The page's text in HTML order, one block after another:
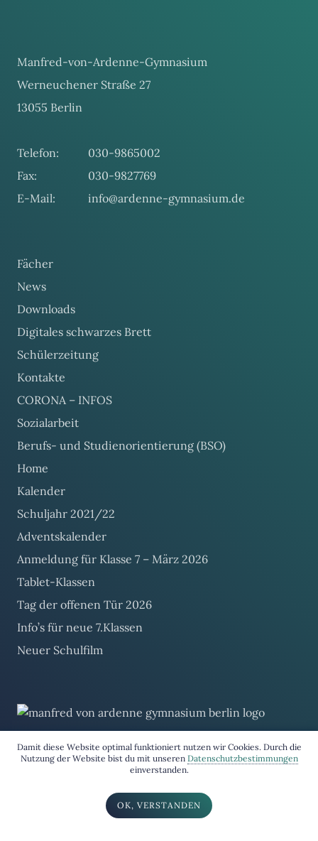
Manfred-von-Ardenne-Gymnasium
Werneuchener Straße 27
13055 Berlin
Telefon:
030-9865002
Fax:
030-9827769
E-Mail:
info@ardenne-gymnasium.de
Fächer
News
Downloads
Digitales schwarzes Brett
Schülerzeitung
Kontakte
CORONA – INFOS
Sozialarbeit
Berufs- und Studienorientierung (BSO)
Home
Kalender
Schuljahr 2021/22
Adventskalender
Anmeldung für Klasse 7 – März 2026
Tablet-Klassen
Tag der offenen Tür 2026
Info’s für neue 7.Klassen
Neuer Schulfilm
Impressum&Datenschutz
Damit diese Website optimal funktioniert nutzen wir Cookies. Durch die
Nutzung der Website bist du mit unseren Datenschutzbestimmungen
einverstanden.
OK, VERSTANDEN